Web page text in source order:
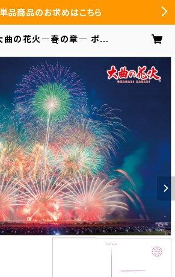
単品商品のお求めはこちら
大曲の花火―春の章― ポスト
とめ買いのお客様向け オン
ラインショップ